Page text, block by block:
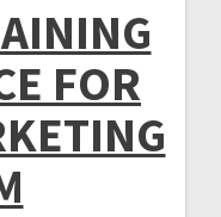
FOR